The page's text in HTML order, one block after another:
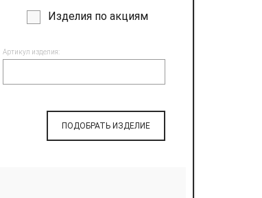
Изделия по акциям
Артикул изделия:
ПОДОБРАТЬ ИЗДЕЛИЕ